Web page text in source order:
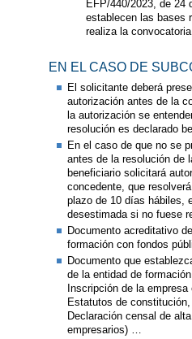
EFP/440/2023, de 24
establecen las bases
realiza la
EN EL CASO DE
El solicitante deberá
autorización antes de la
la autorización se
resolución es declarado
En el caso de que no se
antes de la resolución de
beneficiario solicitará
concedente, que
plazo de 10 días hábiles,
desestimada si no fuese
Documento acreditativo
formación con fondos
Documento que
de la entidad de
Inscripción de la
Estatutos de
Declaración censal de
empresarios) …